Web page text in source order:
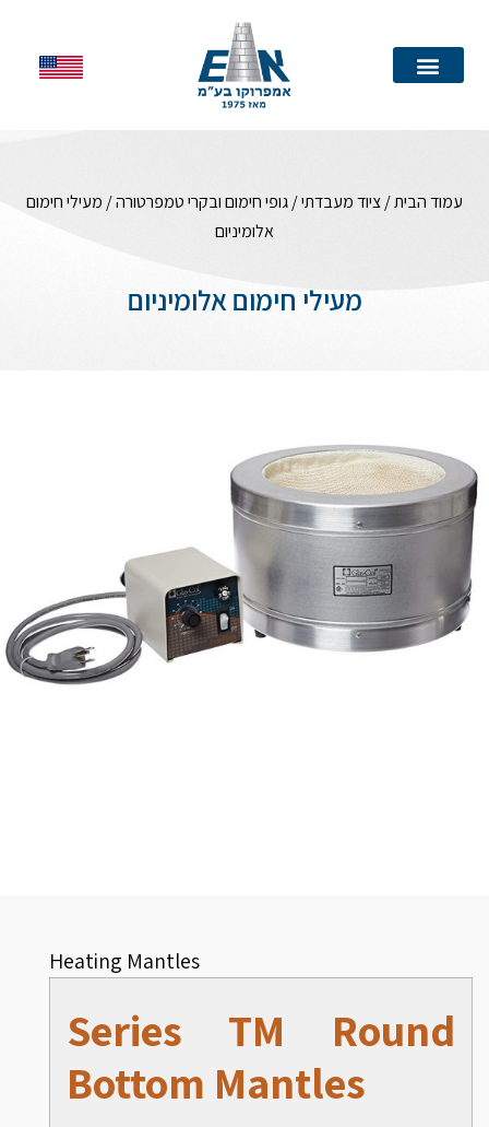
עמוד הבית/ציוד מעבדתי/גופי חימום ובקרי טמפרטורה/ מעילי חימום
אלומיניום
מעילי חימום אלומיניום
Heating Mantles
Series TM Round
Bottom Mantles